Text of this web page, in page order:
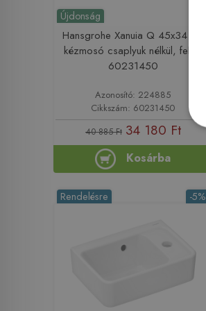
Újdonság
Hansgrohe Xanuia Q 45x34 cm
kézmosó csaplyuk nélkül, fehér
60231450
Azonosító: 224885
Cikkszám: 60231450
40 885 Ft 34 180 Ft
Kosárba
-5%
Rendelésre